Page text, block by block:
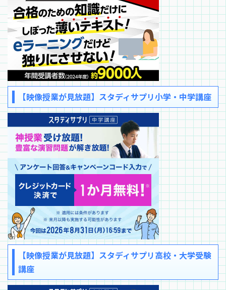
【映像授業が見放題】スタディサプリ小学・中学講座
【映像授業が見放題】スタディサプリ高校・大学受験
講座